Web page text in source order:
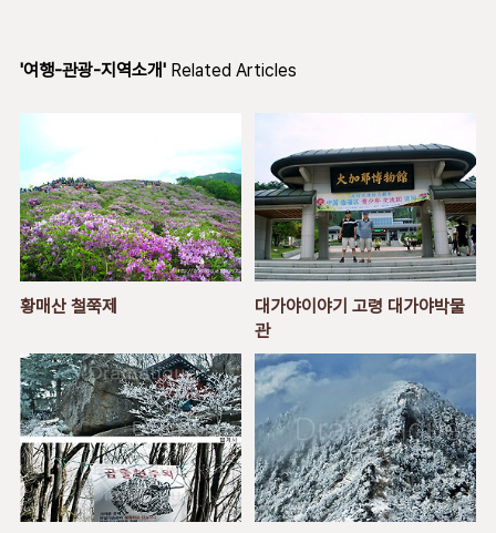
'여행-관광-지역소개' Related Articles
황매산 철쭉제
대가야이야기 고령 대가야박물
관